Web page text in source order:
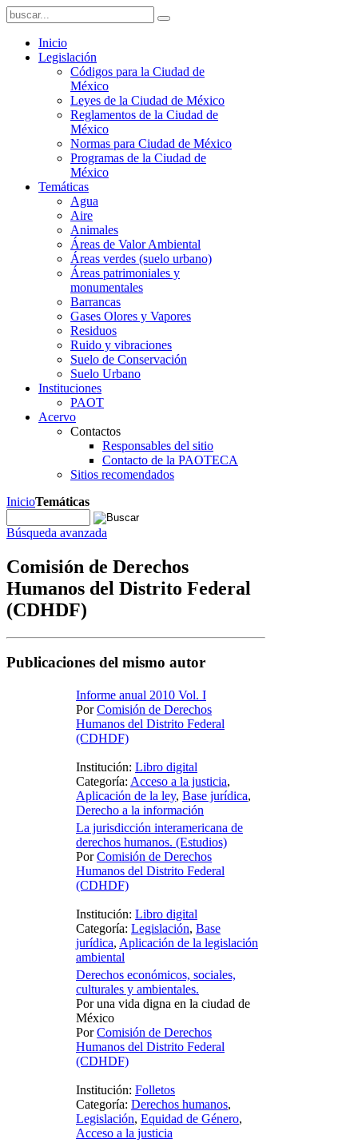
Inicio
Legislación
Códigos para la Ciudad de
México
Leyes de la Ciudad de México
Reglamentos de la Ciudad de
México
Normas para Ciudad de México
Programas de la Ciudad de
México
Temáticas
Agua
Aire
Animales
Áreas de Valor Ambiental
Áreas verdes (suelo urbano)
Áreas patrimoniales y
monumentales
Barrancas
Gases Olores y Vapores
Residuos
Ruido y vibraciones
Suelo de Conservación
Suelo Urbano
Instituciones
PAOT
Acervo
Contactos
Responsables del sitio
Contacto de la PAOTECA
Sitios recomendados
InicioTemáticas
Búsqueda avanzada
Comisión de Derechos
Humanos del Distrito Federal
(CDHDF)
Publicaciones del mismo autor
Informe anual 2010 Vol. I
PorComisión de Derechos
Humanos del Distrito Federal
(CDHDF)
Institución: Libro digital
Categoría: Acceso a la justicia,
Aplicación de la ley, Base jurídica,
Derecho a la información
La jurisdicción interamericana de
derechos humanos. (Estudios)
PorComisión de Derechos
Humanos del Distrito Federal
(CDHDF)
Institución: Libro digital
Categoría: Legislación, Base
jurídica, Aplicación de la legislación
ambiental
Derechos económicos, sociales,
culturales y ambientales.
Por una vida digna en la ciudad de
México
PorComisión de Derechos
Humanos del Distrito Federal
(CDHDF)
Institución: Folletos
Categoría: Derechos humanos,
Legislación, Equidad de Género,
Acceso a la justicia